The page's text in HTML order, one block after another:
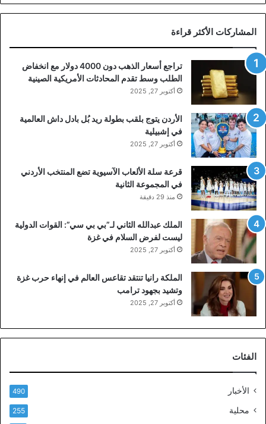
المشاركات الأكثر قراءة
تراجع أسعار الذهب دون 4000 دولار مع انخفاض
الطلب وسط تقدم المحادثات الأمريكية الصينية
أكتوبر 27, 2025
الأردن يتوج بلقب بطولة ريد بُل بادل داش العالمية
في إشبيلية
أكتوبر 27, 2025
قرعة سلة الألعاب الآسيوية تضع المنتخب الأردني
في المجموعة الثانية
منذ 29 دقيقة
الملك عبدالله الثاني لـ”بي بي سي”: القوات الدولية
ليست لفرض السلام في غزة
أكتوبر 27, 2025
الملكة رانيا تنتقد تقاعس العالم في إنهاء حرب غزة
وتشيد بجهود ترامب
أكتوبر 27, 2025
الفئات
الأخبار 490
محلية 255